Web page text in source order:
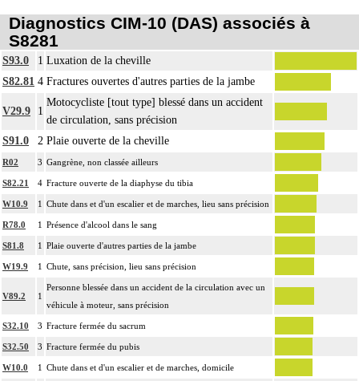
Diagnostics CIM-10 (DAS) associés à
S8281
S93.0 1 Luxation de la cheville
S82.81 4 Fractures ouvertes d'autres parties de la jambe
V29.9 1
Motocycliste [tout type] blessé dans un accident
de circulation, sans précision
S91.0
2 Plaie ouverte de la cheville
R02 3 Gangrène, non classée ailleurs
S82.21 4 Fracture ouverte de la diaphyse du tibia
W10.9 1 Chute dans et d'un escalier et de marches, lieu sans précision
R78.0 1 Présence d'alcool dans le sang
S81.8 1 Plaie ouverte d'autres parties de la jambe
W19.9 1 Chute, sans précision, lieu sans précision
V89.2 1
Personne blessée dans un accident de la circulation avec un
véhicule à moteur, sans précision
S32.10 3 Fracture fermée du sacrum
S32.50 3 Fracture fermée du pubis
W10.0 1 Chute dans et d'un escalier et de marches, domicile